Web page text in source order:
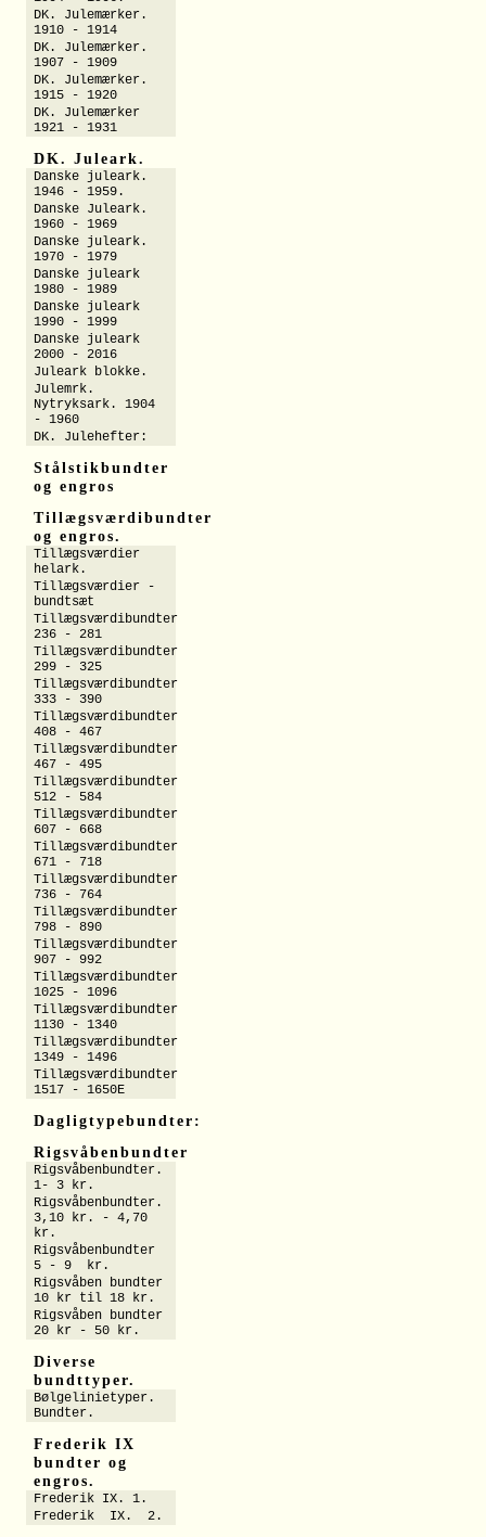
DK. Julemærker.
1910 - 1914
DK. Julemærker.
1907 - 1909
DK. Julemærker.
1915 - 1920
DK. Julemærker
1921 - 1931
DK. Juleark.
Danske juleark.
1946 - 1959.
Danske Juleark.
1960 - 1969
Danske juleark.
1970 - 1979
Danske juleark
1980 - 1989
Danske juleark
1990 - 1999
Danske juleark
2000 - 2016
Juleark blokke.
Julemrk.
Nytryksark. 1904
- 1960
DK. Julehefter:
Stålstikbundter
og engros
Tillægsværdibundter
og engros.
Tillægsværdier
helark.
Tillægsværdier -
bundtsæt
Tillægsværdibundter
236 - 281
Tillægsværdibundter
299 - 325
Tillægsværdibundter
333 - 390
Tillægsværdibundter
408 - 467
Tillægsværdibundter
467 - 495
Tillægsværdibundter
512 - 584
Tillægsværdibundter
607 - 668
Tillægsværdibundter
671 - 718
Tillægsværdibundter
736 - 764
Tillægsværdibundter
798 - 890
Tillægsværdibundter
907 - 992
Tillægsværdibundter
1025 - 1096
Tillægsværdibundter
1130 - 1340
Tillægsværdibundter
1349 - 1496
Tillægsværdibundter
1517 - 1650E
Dagligtypebundter:
Rigsvåbenbundter
Rigsvåbenbundter.
1- 3 kr.
Rigsvåbenbundter.
3,10 kr. - 4,70
kr.
Rigsvåbenbundter
5 - 9 kr.
Rigsvåben bundter
10 kr til 18 kr.
Rigsvåben bundter
20 kr - 50 kr.
Diverse
bundttyper.
Bølgelinietyper.
Bundter.
Frederik IX
bundter og
engros.
Frederik IX. 1.
Frederik IX. 2.